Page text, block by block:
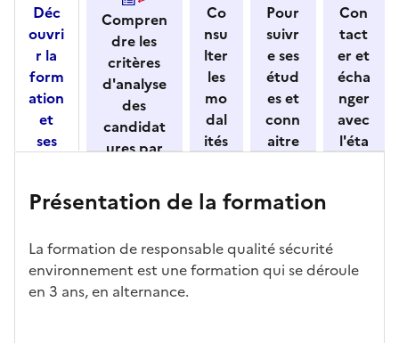
Déc
ouvri
r la
form
ation
et
ses
stiqu
Compren
dre les
critères
d'analyse
des
candidat
ures par
ment
Co
nsu
lter
les
mo
dal
ités
ndi
ure
Pour
suivr
e ses
étud
es et
conn
aitre
uché
Con
tact
er et
écha
nger
avec
l'éta
Présentation de la formation
La formation de responsable qualité sécurité
environnement est une formation qui se déroule
en 3 ans, en alternance.